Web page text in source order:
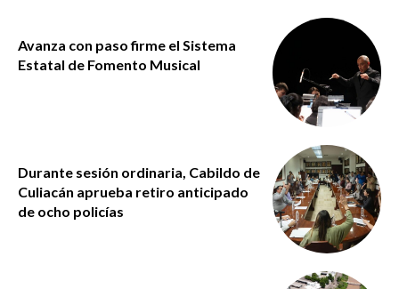
Avanza con paso firme el Sistema
Estatal de Fomento Musical
Durante sesión ordinaria, Cabildo de
Culiacán aprueba retiro anticipado
de ocho policías